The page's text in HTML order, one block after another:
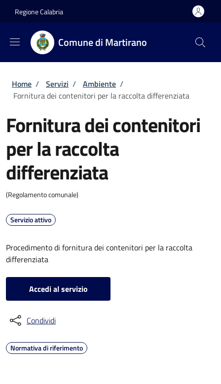
Regione Calabria
Comune di Martirano
Briciole di pane
Home / Servizi / Ambiente /
Fornitura dei contenitori per la raccolta differenziata
Fornitura dei contenitori
per la raccolta
differenziata
(Regolamento comunale)
Servizio attivo
Procedimento di fornitura dei contenitori per la raccolta
differenziata
Accedi al servizio
Condividi
Normativa di riferimento